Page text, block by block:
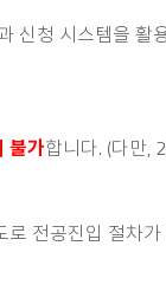
신청 시스템을
불가합니다. (다만,
전공진입 절